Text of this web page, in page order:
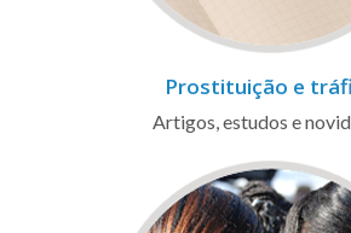
Prostituição e
Artigos, estudos e